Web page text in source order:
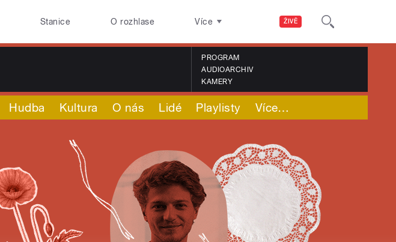
ŽIVĚ
Stanice O rozhlase Více
PROGRAM
AUDIOARCHIV
KAMERY
Hudba Kultura O nás Lidé Playlisty Více…